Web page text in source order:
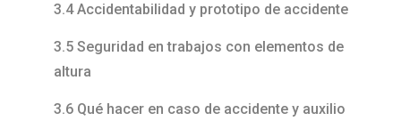
3.4 Accidentabilidad y prototipo de accidente
3.5 Seguridad en trabajos con elementos de
altura
3.6 Qué hacer en caso de accidente y auxilio